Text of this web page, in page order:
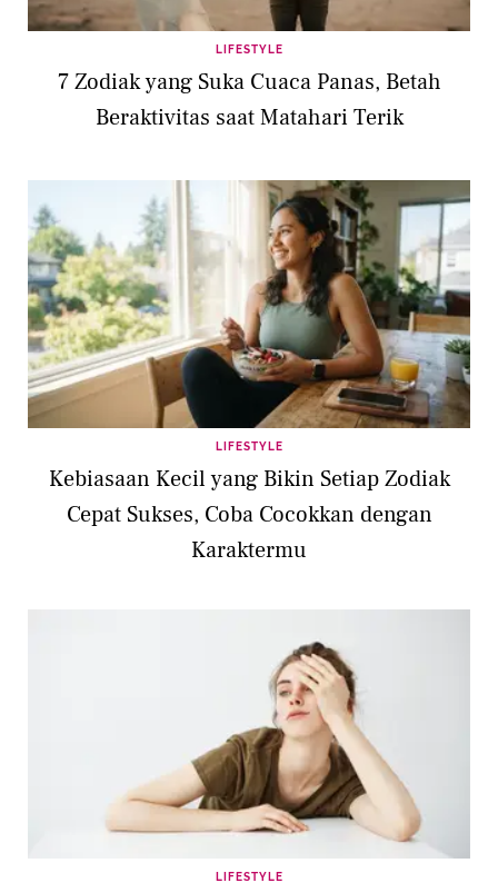
LIFESTYLE
7 Zodiak yang Suka Cuaca Panas, Betah
Beraktivitas saat Matahari Terik
LIFESTYLE
Kebiasaan Kecil yang Bikin Setiap Zodiak
Cepat Sukses, Coba Cocokkan dengan
Karaktermu
LIFESTYLE